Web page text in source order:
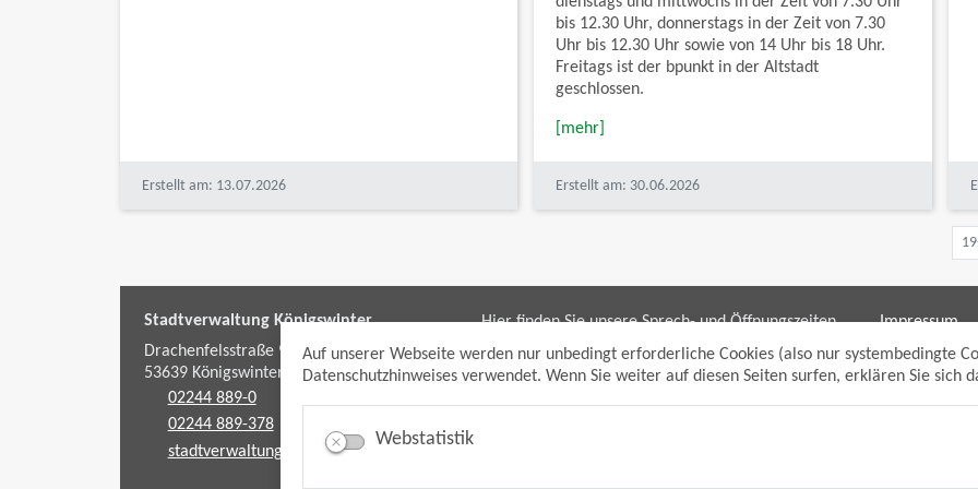
Auf unserer Webseite werden nur unbedingt erforderliche Cookies (also nur systembedingte
Datenschutzhinweises verwendet. Wenn Sie weiter auf diesen Seiten surfen, erklären Sie sich
Webstatistik
Erstellt am: 13.07.2026
bis 12.30 Uhr, donnerstags in der Zeit von 7.30
Uhr bis 12.30 Uhr sowie von 14 Uhr bis 18 Uhr.
Freitags ist der bpunkt in der Altstadt
geschlossen.
[mehr]
Erstellt am: 30.06.2026
Stadtverwaltung Königswinter
Drachenfelsstraße 9-11
53639 Königswinter
02244 889-0
02244 889-378
stadtverwaltung@koenigswinter.de
Hier finden Sie unsere Sprech- und Öffnungszeiten
für die Bereiche:
Bürgerbüro/bpunkt
Gewerbeamt
Impressum
Sitemap
Suche